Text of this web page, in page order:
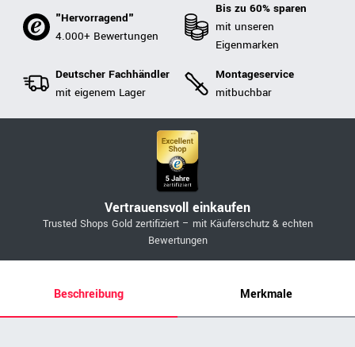
"Hervorragend"
4.000+ Bewertungen
Bis zu 60% sparen
mit unseren
Eigenmarken
Deutscher Fachhändler
mit eigenem Lager
Montageservice
mitbuchbar
Vertrauensvoll einkaufen
Trusted Shops Gold zertifiziert – mit Käuferschutz & echten
Bewertungen
Beschreibung Merkmale